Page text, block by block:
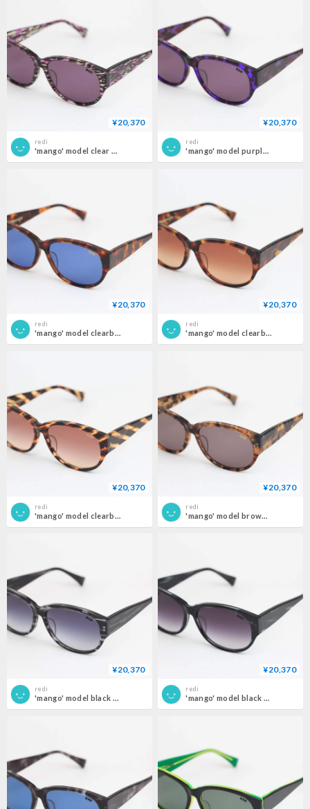
¥20,370
redi
'mango' model clear purple 柄2frame/purple lens
¥20,370
redi
'mango' model purple 柄frame/purple lens
¥20,370
redi
'mango' model clearbrown柄 ２frame/blue lens
¥20,370
redi
'mango' model clearbrown柄 frame/browngradation lens
¥20,370
redi
'mango' model clearbrown斜め frame/brown gradation lens
¥20,370
redi
'mango' model brown 班 frame/brown lens
¥20,370
redi
'mango' model black clear 柄3 frame/grey gadation lens
¥20,370
redi
'mango' model black clear 柄2 frame/purple gadation lens